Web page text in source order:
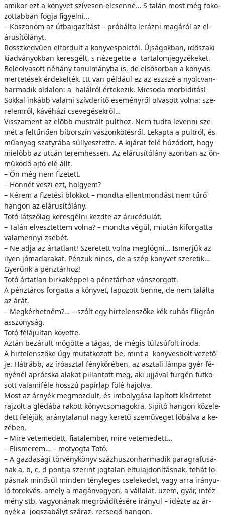
ami­kor ezt a köny­vet szí­ve­sen el­csen­né… S ta­lán most még fo­ko­
zot­tab­ban fog­ja fi­gyel­ni…
– Kö­szö­nöm az út­ba­iga­zí­tást – pró­bál­ta le­ráz­ni ma­gá­ról az el­
áru­sí­tó­lányt.
Rossz­ked­vű­en el­for­dult a köny­ves­polc­tól. Új­sá­gok­ban, idő­sza­ki
ki­ad­vány­ok­ban ke­res­gélt, s né­ze­get­te a tar­ta­lom­jegy­zé­ke­ket.
Be­le­ol­va­sott né­hány ta­nul­mány­ba is, de el­ső­sor­ban a könyv­is­
mer­te­té­sek ér­de­kel­ték. Itt van pél­dá­ul ez az esz­­szé a nyolc­van­
har­ma­dik ol­da­lon: a ha­lál­ról ér­te­ke­zik. Mi­cso­da mor­bi­di­tás!
Sok­kal in­kább va­la­mi szív­de­rí­tő ese­mény­ről ol­va­sott vol­na: sze­
re­lem­ről, ká­vé­há­zi cse­ve­gé­sek­ről…
Vis­­sza­ment az előbb must­rált pult­hoz. Nem tud­ta le­ven­ni sze­
mét a fel­tű­nő­en bí­bor­szín vá­szon­kö­tés­ről. Le­kap­ta a pult­ról, és
mű­anyag szaty­rá­ba sül­­lyesz­tet­te. A ki­já­rat fe­lé hú­zó­dott, hogy
mi­e­lőbb az ut­cán te­rem­hes­sen. Az el­áru­sí­tó­lány azon­ban az ön­
mű­kö­dő aj­tó elé állt.
– Ön még nem fi­ze­tett.
– Hon­nét ve­szi ezt, höl­gyem?
– Ké­rem a fi­ze­té­si blok­kot – mond­ta el­lent­mon­dást nem tű­rő
han­gon az el­áru­sí­tó­lány.
To­tó lát­szó­lag ke­res­gél­ni kezd­te az áru­cé­du­lát.
– Ta­lán el­vesz­tet­tem vol­na? – mond­ta vé­gül, mi­u­tán ki­for­gat­ta
va­la­men­­nyi zse­bét.
– Ne ad­ja az ár­tat­lant! Sze­re­tett vol­na meg­lóg­ni… Is­mer­jük az
ilyen jó­ma­da­ra­kat. Pén­zük nincs, de a szép köny­vet sze­re­tik…
Gye­rünk a pénz­tár­hoz!
To­tó ár­tat­lan bir­ka­kép­pel a pénz­tár­hoz ván­szor­gott.
A pénz­tá­ros for­gat­ta a köny­vet, la­po­zott ben­ne, de nem ta­lál­ta
az árát.
– Megkérhetném?… – szólt egy hir­te­len­sző­ke kék ­ru­hás fi­lig­rán
as­­szony­ság.
To­tó fél­ájul­tan kö­vet­te.
Az­tán be­zá­rult mö­göt­te a tá­gas, de még­is túl­zsú­folt iro­da.
A hir­te­len­sző­ke úgy mu­tat­ko­zott be, mint a köny­ves­bolt ve­ze­tő­
je. Hát­rább, az író­asz­tal fény­kör­ében, az asz­ta­li lám­pa gyér fé­
nyé­nél ap­rócs­ka ala­kot pil­lan­tott meg, aki uj­já­val für­gén fut­ko­
sott va­la­mi­fé­le hos­­szú pa­pír­lap fö­lé ha­jol­va.
Most az ár­nyék meg­moz­dult, és im­boly­gá­sa la­pí­tott kí­sér­te­tet
raj­zolt a glé­dá­ba ra­kott könyv­cso­ma­gok­ra. Si­pí­tó han­gon kö­ze­le­
dett fe­lé­jük, arány­ta­la­nul nagy ke­re­tű szem­üve­get ló­bál­va a ke­
zé­ben.
– Mi­re ve­te­me­dett, fi­a­tal­em­ber, mi­re ve­te­me­dett…
– El­is­me­rem… – mo­tyog­ta To­tó.
– A gaz­da­sá­gi tör­vény­könyv száz­hu­szon­har­ma­dik pa­ra­gra­fu­sá­
nak a, b, c, d pont­ja sze­rint jog­ta­lan el­tu­laj­do­ní­tás­nak, te­hát lo­
pás­nak mi­nő­sül min­den tény­le­ges cse­le­ke­det, vagy ar­ra irá­nyu­
ló tö­rek­vés, amely a ma­gán­va­gyon, a vál­la­lat, üzem, gyár, in­téz­
mény stb. va­gyo­ná­nak meg­rö­vi­dí­té­sé­re irá­nyul – idéz­te az ár­
nyék a jog­sza­bályt szá­raz, re­cse­gő han­gon.